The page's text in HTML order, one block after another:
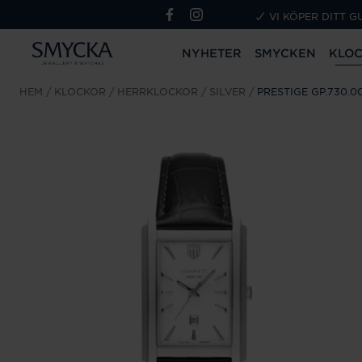
VI KÖPER DITT
NYHETER SMYCKEN
HEM KLOCKOR HERRKLOCKOR SILVER PRESTIGE